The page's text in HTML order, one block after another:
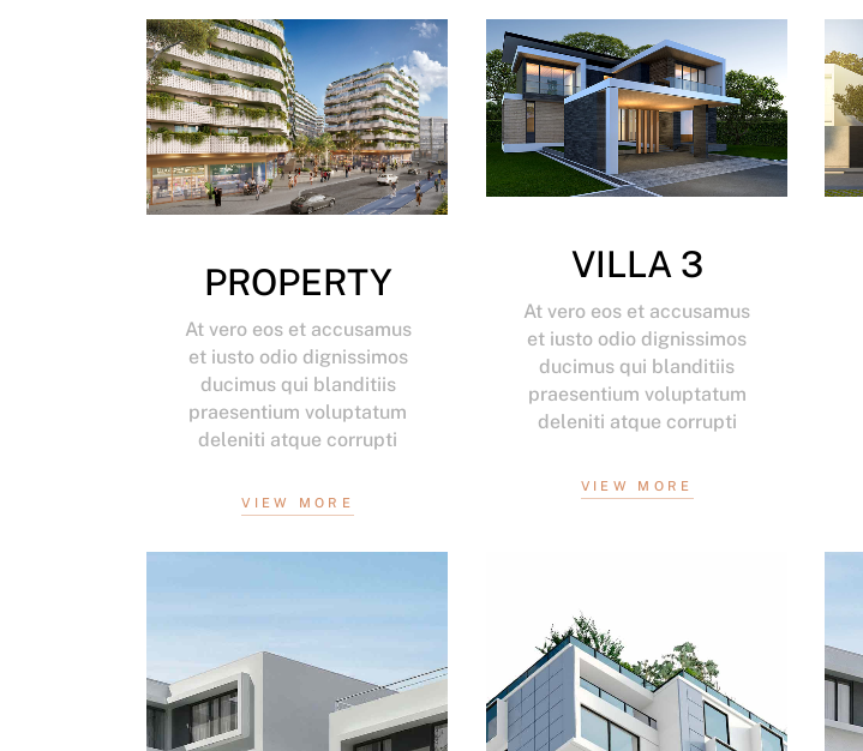
PROPERTY
At vero eos et accusamus
et iusto odio dignissimos
ducimus qui blanditiis
praesentium voluptatum
deleniti atque corrupti
VIEW MORE
VILLA 3
At vero eos et accusamus
et iusto odio dignissimos
ducimus qui blanditiis
praesentium voluptatum
deleniti atque corrupti
VIEW MORE